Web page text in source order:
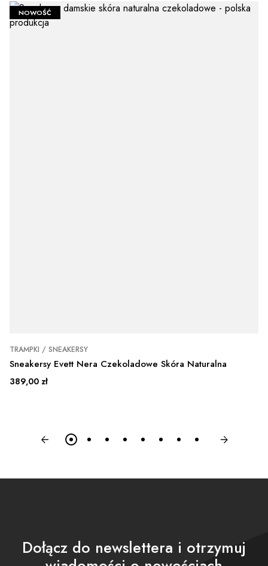
TRAMPKI / SNEAKERSY
Sneakersy Evett Nera Czekoladowe Skóra Naturalna
Cena
389,00 zł
NOWOŚĆ
Dołącz do newslettera i otrzymuj